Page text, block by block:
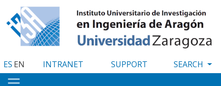
to
main
content
ES EN INTRANET SUPPORT